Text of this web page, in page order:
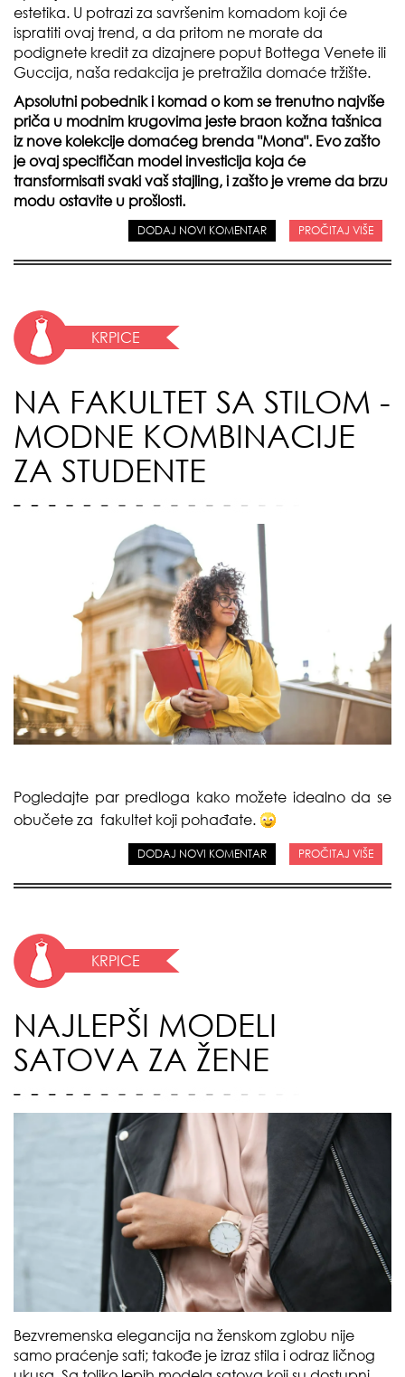
estetika. U potrazi za savršenim komadom koji će
ispratiti ovaj trend, a da pritom ne morate da
podignete kredit za dizajnere poput Bottega Venete ili
Guccija, naša redakcija je pretražila domaće tržište.
Apsolutni pobednik i komad o kom se trenutno najviše
priča u modnim krugovima jeste braon kožna tašnica
iz nove kolekcije domaćeg brenda "Mona". Evo zašto
je ovaj specifičan model investicija koja će
transformisati svaki vaš stajling, i zašto je vreme da brzu
modu ostavite u prošlosti.
DODAJ NOVI KOMENTAR PROČITAJ VIŠE
KRPICE
NA FAKULTET SA STILOM -
MODNE KOMBINACIJE
ZA STUDENTE
Pogledajte par predloga kako možete idealno da se
obučete za fakultet koji pohađate.
DODAJ NOVI KOMENTAR PROČITAJ VIŠE
KRPICE
NAJLEPŠI MODELI
SATOVA ZA ŽENE
Bezvremenska elegancija na ženskom zglobu nije
samo praćenje sati; takođe je izraz stila i odraz ličnog